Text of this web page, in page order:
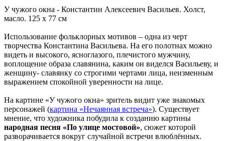
У чужого окна - Константин Алексеевич Васильев. Холст,
масло. 125 x 77 см
Использование фольклорных мотивов – одна из черт
творчества Константина Васильева. На его полотнах можно
видеть и высокого, ясноглазого, плечистого мужчину,
воплощение образа славянина, каким он виделся Васильеву, и
женщину- славянку со строгими чертами лица, неизменным
выражением спокойной уверенности на лице.
На картине «У чужого окна» зритель видит уже знакомых
персонажей (картина «Нечаянная встреча»). Существует
мнение, что художника побудила к созданию картины
народная песня «По улице мостовой», сюжет которой
разворачивается вокруг случайной встречи влюблённых.